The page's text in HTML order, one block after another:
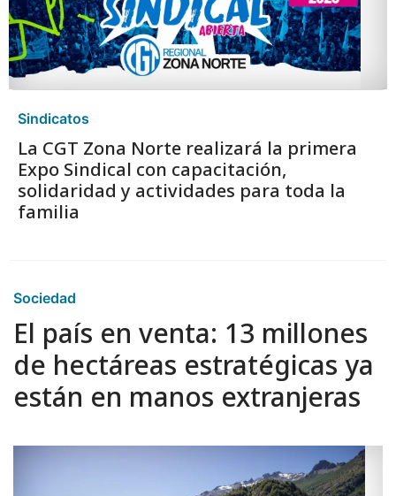
Sindicatos
La CGT Zona Norte realizará la primera
Expo Sindical con capacitación,
solidaridad y actividades para toda la
familia
Sociedad
El país en venta: 13 millones
de hectáreas estratégicas ya
están en manos extranjeras